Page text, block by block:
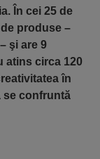
În cei 25 de
produse –
şi are 9
atins circa 120
în
se confruntă